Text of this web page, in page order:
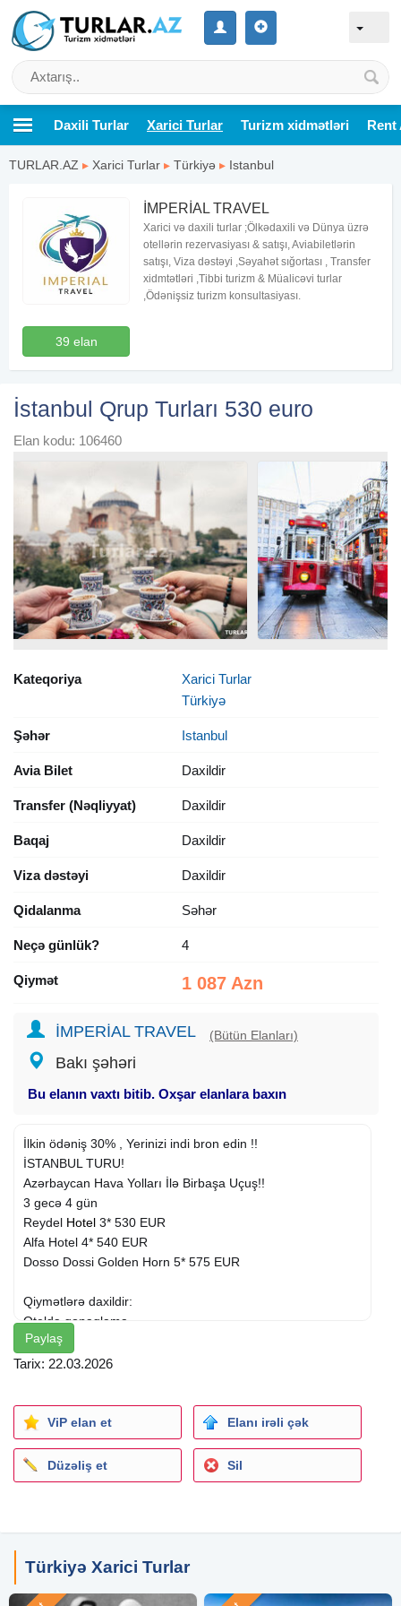
Daxili Turlar Xarici Turlar Turizm xidmətləri Rent
TURLAR.AZ ▸ Xarici Turlar ▸ Türkiyə ▸ Istanbul
39 elan
İMPERİAL TRAVEL
Xarici və daxili turlar ;Ölkədaxili və Dünya üzrə
otellərin rezervasiyası & satışı, Aviabiletlərin
satışı, Viza dəstəyi ,Səyahət sığortası , Transfer
xidmtətləri ,Tibbi turizm & Müalicəvi turlar
,Ödənişsiz turizm konsultasiyası.
İstanbul Qrup Turları 530 euro
Elan kodu: 106460
Kateqoriya
Xarici Turlar
Türkiyə
Şəhər Istanbul
Avia Bilet Daxildir
Transfer (Nəqliyyat) Daxildir
Baqaj Daxildir
Viza dəstəyi Daxildir
Qidalanma Səhər
Neçə günlük? 4
Qiymət 1 087 Azn
İMPERİAL TRAVEL (Bütün Elanları)
Bakı şəhəri
Bu elanın vaxtı bitib. Oxşar elanlara baxın
İlkin ödəniş 30% , Yerinizi indi bron edin !!
İSTANBUL TURU!
Azərbaycan Hava Yolları İlə Birbaşa Uçuş!!
3 gecə 4 gün
Reydel Hotel 3* 530 EUR
Alfa Hotel 4* 540 EUR
Dosso Dossi Golden Horn 5* 575 EUR
Qiymətlərə daxildir:
Oteldə qonaqlama,
Qidalanma - Səhər yeməkləri
Aviabilet/Azal ( gediş-dönüş),
Səyahət sığortası.
Qiymət 2 nəfərlik otağda 1 nəfər üçün hesablanıb.
Qiymətlər dinamikdir, dəyişə bilər.
səyahətxidmətləriilə bağlı hər bir məsələdə peşəkar
dəstək ala bilərsiniz.
Sizin rahat səyahətiniz - bizim əsas məqsədimizdir!
Paylaş
Tarix: 22.03.2026
ViP elan et Elanı irəli çək
Düzəliş et Sil
Türkiyə Xarici Turlar